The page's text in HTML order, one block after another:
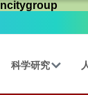
科学研究